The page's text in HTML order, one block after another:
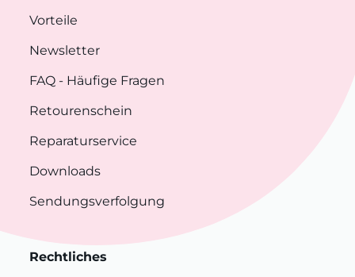
Vorteile
Newsletter
FAQ - Häufige Fragen
Retourenschein
Reparaturservice
Downloads
Sendungsverfolgung
Rechtliches